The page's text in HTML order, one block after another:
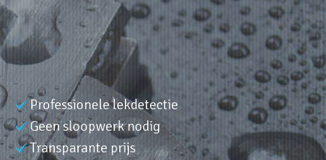
Professionele lekdetectie
Geen sloopwerk nodig
Transparante prijs